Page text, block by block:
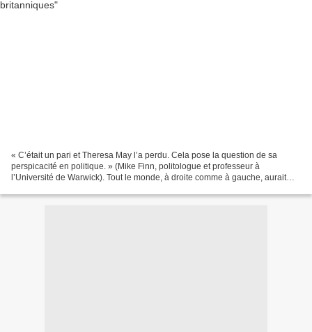
« C’était un pari et Theresa May l’a perdu. Cela pose la question de sa
perspicacité en politique. » (Mike Finn, politologue et professeur à
l’Université de Warwick). Tout le monde, à droite comme à gauche, aurait